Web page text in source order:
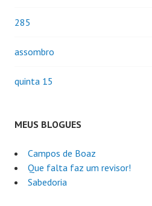
285
assombro
quinta 15
MEUS BLOGUES
Campos de Boaz
Que falta faz um revisor!
Sabedoria